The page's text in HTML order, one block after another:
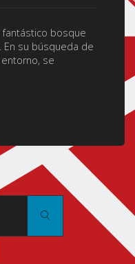
bosque
su búsqueda de
se
Buscar:
Buscar